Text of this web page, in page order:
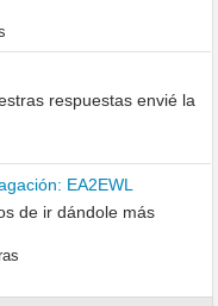
respuestas envié la
EA2EWL
de ir dándole más